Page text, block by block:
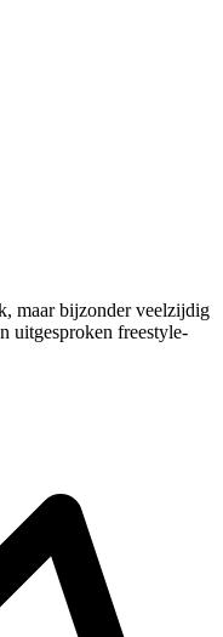
maar bijzonder veelzijdig
uitgesproken freestyle-